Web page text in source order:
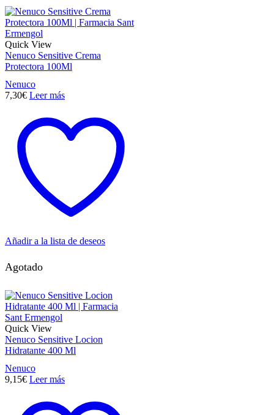
Quick View
Nenuco Sensitive Crema
Protectora 100Ml
Nenuco
7,30€ Leer más
Añadir a la lista de deseos
Agotado
Quick View
Nenuco Sensitive Locion
Hidratante 400 Ml
Nenuco
9,15€ Leer más